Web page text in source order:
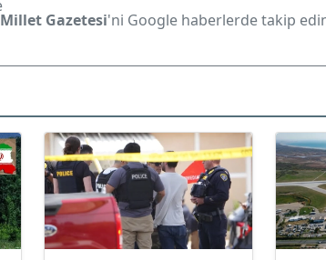
Millet Gazetesi'ni Google haberlerde takip